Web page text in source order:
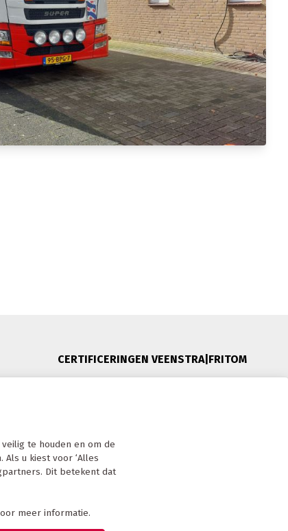
te houden en om de
u kiest voor ‘Alles
Dit betekent dat
meer informatie.
CERTIFICERINGEN VEENSTRA|FRITOM